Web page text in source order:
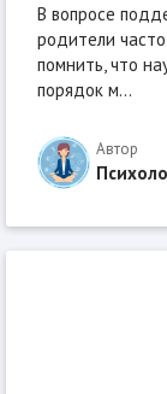
В вопросе
родители
помнить, что
порядок м...
Автор